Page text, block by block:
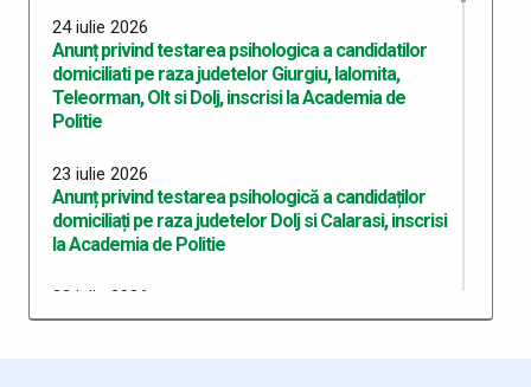
24 iulie 2026
Anunț privind testarea psihologica a candidatilor
domiciliati pe raza judetelor Giurgiu, Ialomita,
Teleorman, Olt si Dolj, inscrisi la Academia de
Politie
23 iulie 2026
Anunț privind testarea psihologică a candidaților
domiciliați pe raza judetelor Dolj si Calarasi, inscrisi
la Academia de Politie
22 iulie 2026
Anunț privind testarea psihologică a candidaților